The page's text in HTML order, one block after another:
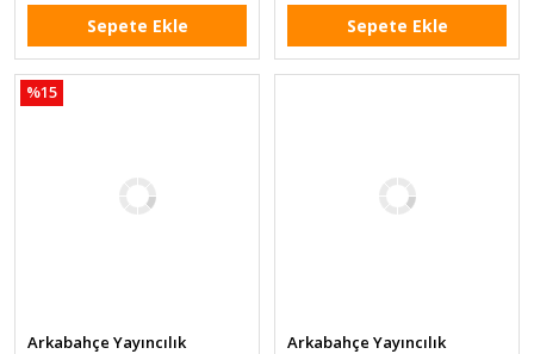
Sepete Ekle Sepete Ekle
%15
Arkabahçe Yayıncılık
Arkabahçe Yayıncılık